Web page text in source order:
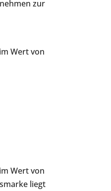
zur
Wert von
Wert von
liegt